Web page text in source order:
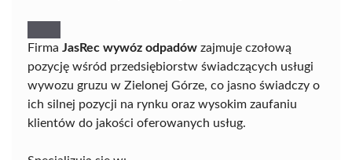
Firma JasRec wywóz odpadów zajmuje czołową
pozycję wśród przedsiębiorstw świadczących usługi
wywozu gruzu w Zielonej Górze, co jasno świadczy o
ich silnej pozycji na rynku oraz wysokim zaufaniu
klientów do jakości oferowanych usług.